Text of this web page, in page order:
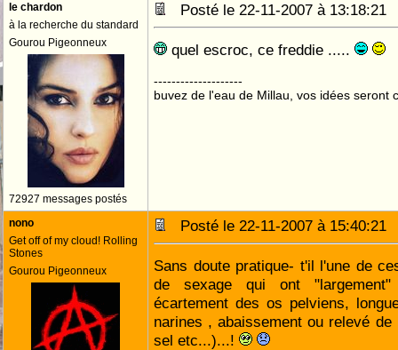
le chardon
à la recherche du standard
Gourou Pigeonneux
72927 messages postés
Posté le 22-11-2007 à
quel escroc, ce freddie .....
--------------------
buvez de l'eau de Millau, vos idées seront
nono
Get off of my cloud! Rolling
Stones
Gourou Pigeonneux
Posté le 22-11-2007 à
Sans doute pratique- t'il l'une de
de sexage qui ont
écartement des os pelviens,
narines , abaissement ou relevé
sel etc...)...!